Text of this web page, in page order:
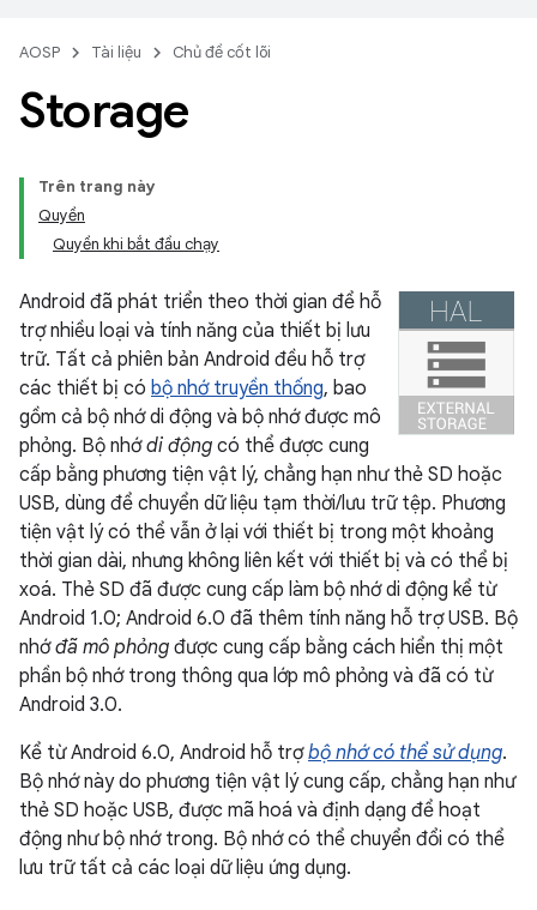
AOSP Tài liệu Chủ đề cốt lõi
Storage
Trên trang này
Quyền
Quyền khi bắt đầu chạy
Android đã phát triển theo thời gian để hỗ
trợ nhiều loại và tính năng của thiết bị lưu
trữ. Tất cả phiên bản Android đều hỗ trợ
các thiết bị có bộ nhớ truyền thống, bao
gồm cả bộ nhớ di động và bộ nhớ được mô
phỏng. Bộ nhớdi động có thể được cung
cấp bằng phương tiện vật lý, chẳng hạn như thẻ SD hoặc
USB, dùng để chuyển dữ liệu tạm thời/lưu trữ tệp. Phương
tiện vật lý có thể vẫn ở lại với thiết bị trong một khoảng
thời gian dài, nhưng không liên kết với thiết bị và có thể bị
xoá. Thẻ SD đã được cung cấp làm bộ nhớ di động kể từ
Android 1.0; Android 6.0 đã thêm tính năng hỗ trợ USB. Bộ
nhớđã mô phỏng được cung cấp bằng cách hiển thị một
phần bộ nhớ trong thông qua lớp mô phỏng và đã có từ
Android 3.0.
Kể từ Android 6.0, Android hỗ trợbộ nhớ có thể sử dụng.
Bộ nhớ này do phương tiện vật lý cung cấp, chẳng hạn như
thẻ SD hoặc USB, được mã hoá và định dạng để hoạt
động như bộ nhớ trong. Bộ nhớ có thể chuyển đổi có thể
lưu trữ tất cả các loại dữ liệu ứng dụng.